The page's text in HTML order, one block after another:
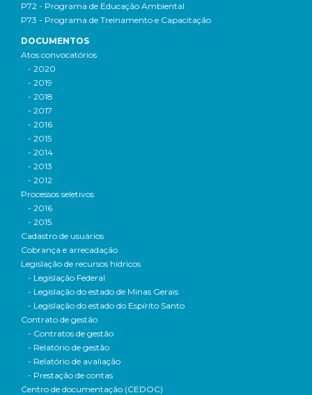
P72 - Programa de Educação Ambiental
P73 - Programa de Treinamento e Capacitação
DOCUMENTOS
Atos convocatórios
- 2020
- 2019
- 2018
- 2017
- 2016
- 2015
- 2014
- 2013
- 2012
Processos seletivos
- 2016
- 2015
Cadastro de usuários
Cobrança e arrecadação
Legislação de recursos hídricos
- Legislação Federal
- Legislação do estado de Minas Gerais
- Legislação do estado do Espírito Santo
Contrato de gestão
- Contratos de gestão
- Relatório de gestão
- Relatório de avaliação
- Prestação de contas
Centro de documentação (CEDOC)